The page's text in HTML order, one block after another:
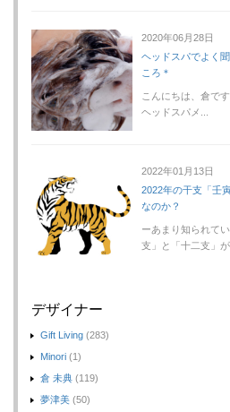
2020年06月28日
ヘッドスパでよく
ころ＊
こんにちは、倉で
ヘッドスパメ...
2022年01月13日
2022年の干支「壬
なのか？
ーあまり知られて
支」と「十二支」が
デザイナー
Gift Living (283)
Minori (1)
倉 未典 (119)
夢津美 (50)